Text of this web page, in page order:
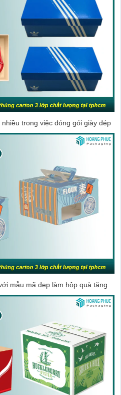
trong việc đóng gói giày dép
mẫu mã đẹp làm hộp quà tặng